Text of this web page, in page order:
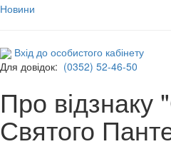
Новини
Вхід до особистого кабінету
Для довідок: (0352) 52-46-50
Про
Святого